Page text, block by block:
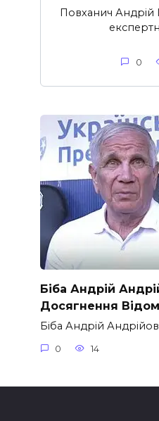
Повханич Андрій
0
Біба Андрій
Досягнення
Біба Андрій
0 14